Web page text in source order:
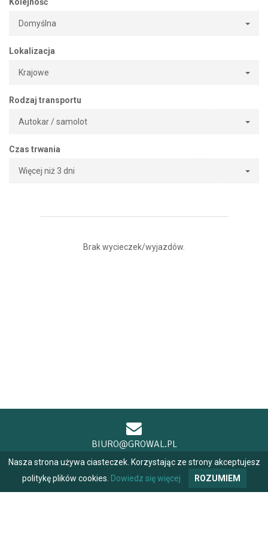
Domyślna
Lokalizacja
Krajowe
Rodzaj transportu
Autokar / samolot
Czas trwania
Więcej niż 3 dni
Brak wycieczek/wyjazdów.
BIURO@GROWAL.PL
+48 604 484 691
Nasza strona używa ciasteczek. Korzystając ze strony akceptujesz
politykę plików cookies. Dowiedz się więcej ROZUMIEM